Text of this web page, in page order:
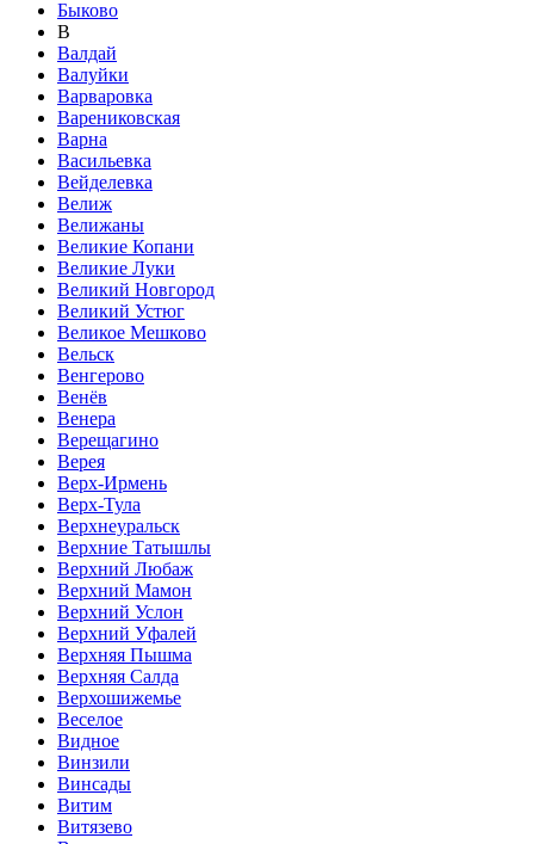
Быково
В
Валдай
Валуйки
Варваровка
Варениковская
Варна
Васильевка
Вейделевка
Велиж
Велижаны
Великие Копани
Великие Луки
Великий Новгород
Великий Устюг
Великое Мешково
Вельск
Венгерово
Венёв
Венера
Верещагино
Верея
Верх-Ирмень
Верх-Тула
Верхнеуральск
Верхние Татышлы
Верхний Любаж
Верхний Мамон
Верхний Услон
Верхний Уфалей
Верхняя Пышма
Верхняя Салда
Верхошижемье
Веселое
Видное
Винзили
Винсады
Витим
Витязево